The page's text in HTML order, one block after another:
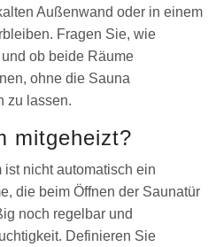
Außenwand oder in einem
Fragen Sie, wie
ob beide Räume
ohne die Sauna
zu lassen.
mitgeheizt?
nicht automatisch ein
die beim Öffnen der Saunatür
noch regelbar und
Definieren Sie